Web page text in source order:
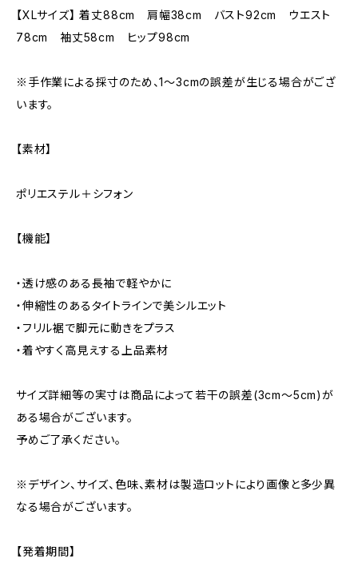
【XLサイズ】 着丈88cm 肩幅38cm バスト92cm ウエスト
78cm 袖丈58cm ヒップ98cm
※手作業による採寸のため、1〜3cmの誤差が生じる場合がござ
います。
【素材】
ポリエステル＋シフォン
【機能】
・透け感のある長袖で軽やかに
・伸縮性のあるタイトラインで美シルエット
・フリル裾で脚元に動きをプラス
・着やすく高見えする上品素材
サイズ詳細等の実寸は商品によって若干の誤差(3cm〜5cm)が
ある場合がございます。
予めご了承ください。
※デザイン、サイズ、色味、素材は製造ロットにより画像と多少異
なる場合がございます。
【発着期間】